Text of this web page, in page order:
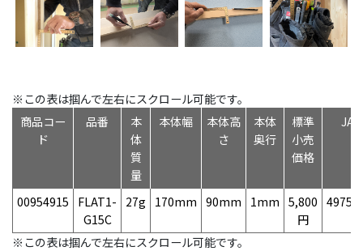
※この表は掴んで左右にスクロール可能です。
商品コー
ド
品番
本
体
質
量
本体幅
本体高
さ
本体
奥行
標準
小売
価格
00954915
FLAT1-
G15C
27g 170mm 90mm 1mm 5,800
円
※この表は掴んで左右にスクロール可能です。